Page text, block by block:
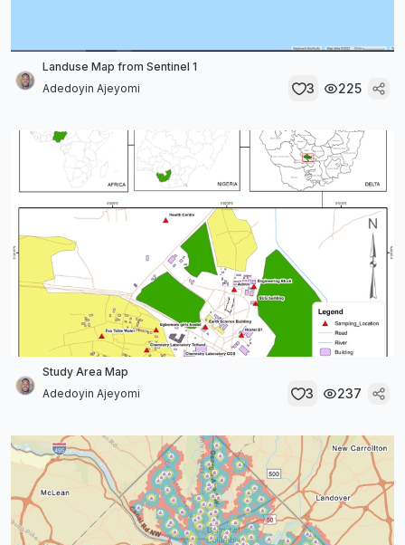
Landuse Map from Sentinel 1
Adedoyin Ajeyomi
3 225
Study Area Map
Adedoyin Ajeyomi
3 237